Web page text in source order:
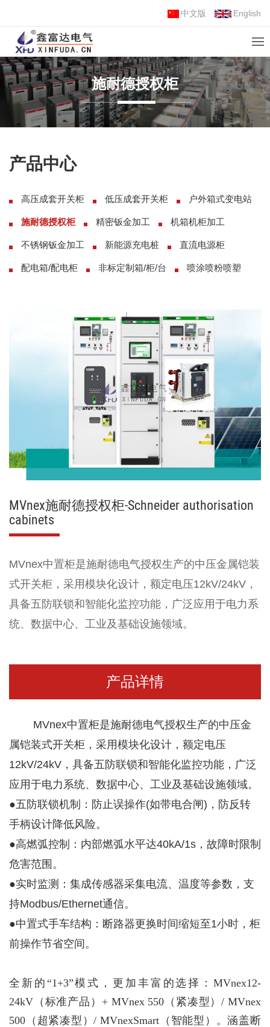
中文版 English
施耐德授权柜
产品中心
高压成套开关柜 低压成套开关柜 户外箱式变电站
施耐德授权柜 精密钣金加工 机箱机柜加工
不锈钢钣金加工 新能源充电桩 直流电源柜
配电箱/配电柜 非标定制箱/柜/台 喷涂喷粉喷塑
MVnex施耐德授权柜-Schneider authorisation
cabinets
MVnex中置柜是施耐德电气授权生产的中压金属铠装
式开关柜，采用模块化设计，额定电压12kV/24kV，
具备五防联锁和智能化监控功能，广泛应用于电力系
统、数据中心、工业及基础设施领域。
产品详情
MVnex中置柜是施耐德电气授权生产的中压金
属铠装式开关柜，采用模块化设计，额定电压
12kV/24kV，具备五防联锁和智能化监控功能，广泛
应用于电力系统、数据中心、工业及基础设施领域。
●五防联锁机制：防止误操作(如带电合闸)，防反转
手柄设计降低风险。
●高燃弧控制：内部燃弧水平达40kA/1s，故障时限制
危害范围。
●实时监测：集成传感器采集电流、温度等参数，支
持Modbus/Ethernet通信。
●中置式手车结构：断路器更换时间缩短至1小时，柜
前操作节省空间。
全新的“1+3”模式，更加丰富的选择：MVnex12-
24kV（标准产品）+ MVnex 550（紧凑型）/ MVnex
500（超紧凑型）/ MVnexSmart（智能型）。涵盖断